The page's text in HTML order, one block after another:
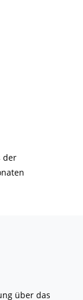
der
über das